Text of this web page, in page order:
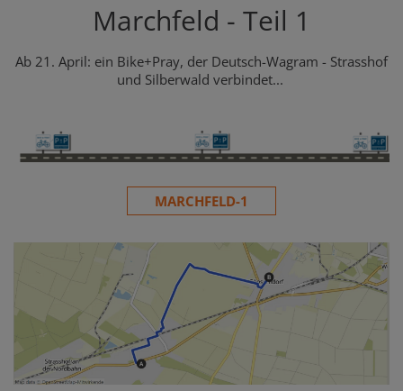
Marchfeld - Teil 1
Ab 21. April: ein Bike+Pray, der Deutsch-Wagram - Strasshof
und Silberwald verbindet...
MARCHFELD-1